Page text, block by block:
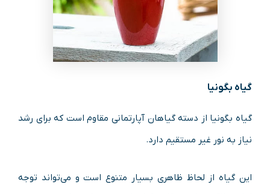
گیاه بگونیا
گیاه بگونیا از دسته گیاهان آپارتمانی مقاوم است که برای رشد
نیاز به نور غیر مستقیم دارد.
این گیاه از لحاظ ظاهری بسیار متنوع است و می‌تواند توجه